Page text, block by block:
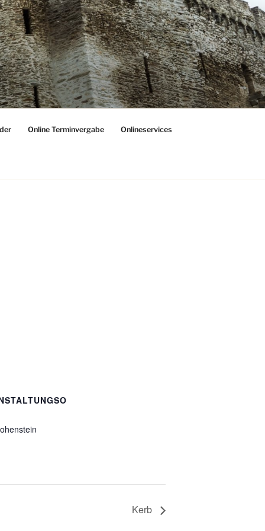
Online Terminvergabe Onlineservices
Kerb